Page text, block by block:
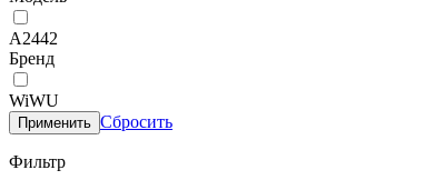
A2442
Бренд
WiWU
Применить Сбросить
Фильтр